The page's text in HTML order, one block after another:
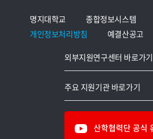
명지대학교 종합정보시스템
개인정보처리방침
예결산공고
외부지원연구센터 바로가기
한옥R&D센터
중소기업산학협력센터
용인시어린이급식관리지원
식의약소재 생체효능검증센터
주요 지원기관 바로가기
교육부
국방부
국토교통부산학협력단 공식